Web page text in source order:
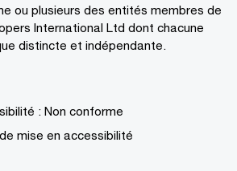
ou plusieurs des entités membres de
International Ltd dont chacune
distincte et indépendante.
: Non conforme
mise en accessibilité